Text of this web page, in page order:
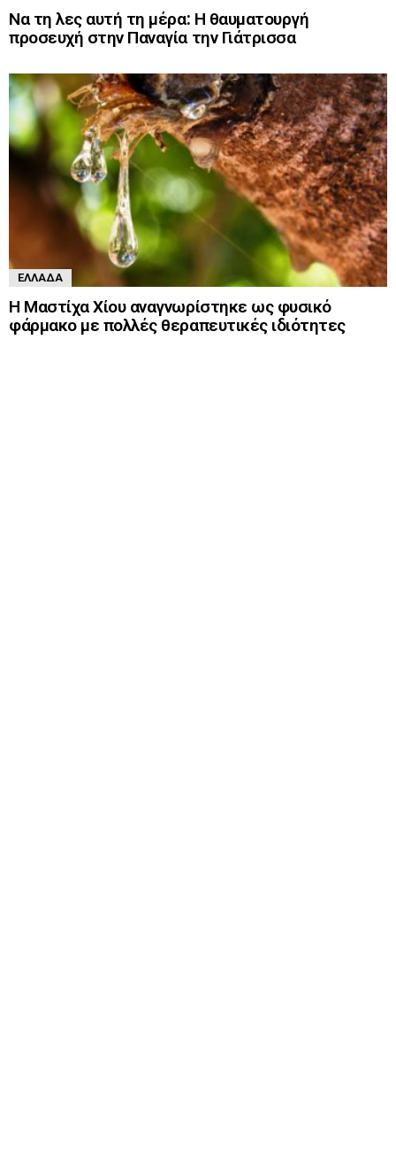
Να τη λες αυτή τη μέρα: Η θαυματουργή
προσευχή στην Παναγία την Γιάτρισσα
ΕΛΛΆΔΑ
Η Μαστίχα Χίου αναγνωρίστηκε ως φυσικό
φάρμακο με πολλές θεραπευτικές ιδιότητες